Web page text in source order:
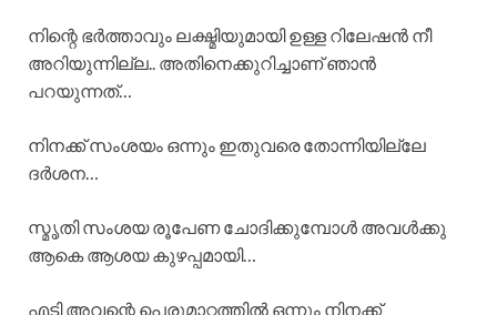
നിന്റെ ഭർത്താവും ലക്ഷ്മിയുമായി ഉള്ള റിലേഷൻ നീ
അറിയുന്നില്ല.. അതിനെക്കുറിച്ചാണ് ഞാൻ
പറയുന്നത്…
നിനക്ക് സംശയം ഒന്നും ഇതുവരെ തോന്നിയില്ലേ
ദർശന…
സ്മൃതി സംശയ രൂപേണ ചോദിക്കുമ്പോൾ അവൾക്കു
ആകെ ആശയ കുഴപ്പമായി…
എടി അവന്റെ പെരുമാറ്റത്തിൽ ഒന്നും നിനക്ക്